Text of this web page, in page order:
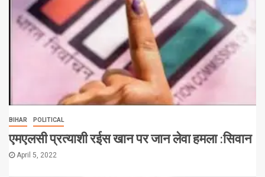
BIHAR POLITICAL
एमएलसी प्रत्याशी रईस खान पर जान लेवा हमला :सिवान
April 5, 2022